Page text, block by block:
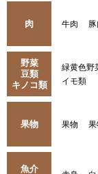
肉 牛肉
野菜
豆類
キノコ類
緑黄色野
イモ類
果物 果物
魚介